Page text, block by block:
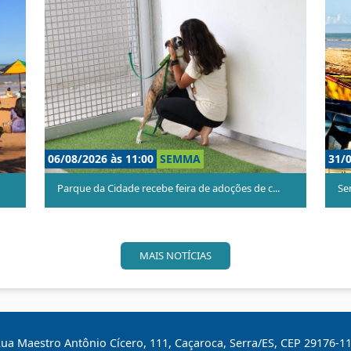
SEMMA
e divulga balneabi...
31/07/2026 às 11:00 SEMMA
Alunos de Porto Canoa aprendem a
MAIS NOTÍCIAS
Maestro Antônio Cícero, 111, Caçaroca, Serra/ES, CEP 29176-